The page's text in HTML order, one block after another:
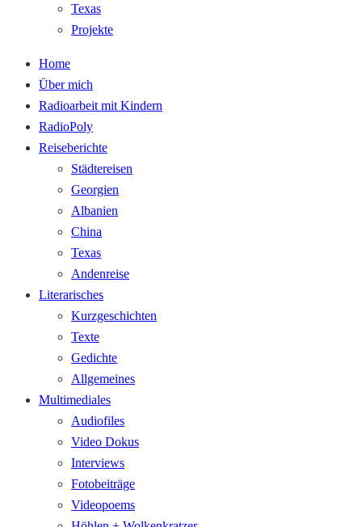
Texas
Projekte
Home
Über mich
Radioarbeit mit Kindern
RadioPoly
Reiseberichte
Städtereisen
Georgien
Albanien
China
Texas
Andenreise
Literarisches
Kurzgeschichten
Texte
Gedichte
Allgemeines
Multimediales
Audiofiles
Video Dokus
Interviews
Fotobeiträge
Videopoems